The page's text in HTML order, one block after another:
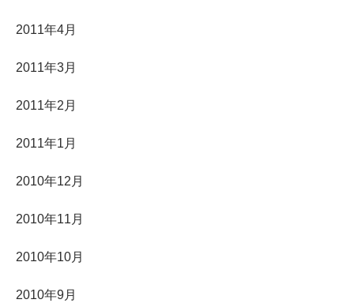
2011年4月
2011年3月
2011年2月
2011年1月
2010年12月
2010年11月
2010年10月
2010年9月